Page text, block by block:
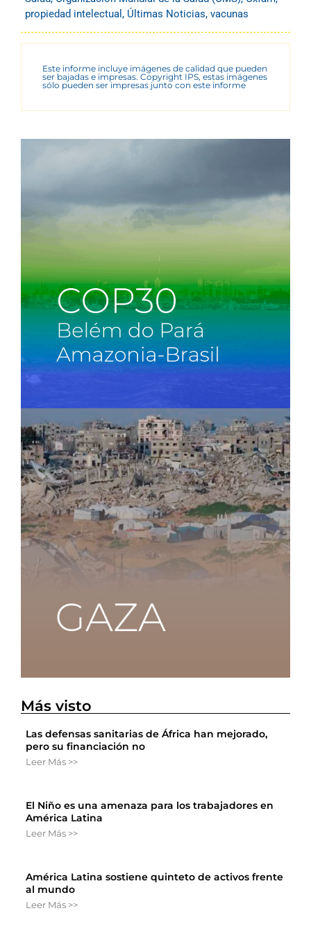
propiedad intelectual , Últimas Noticias, vacunas
Este informe incluye imágenes de calidad que pueden
ser bajadas e impresas. Copyright IPS, estas imágenes
sólo pueden ser impresas junto con este informe
Más visto
Las defensas sanitarias de África han mejorado,
pero su financiación no
Leer Más >>
El Niño es una amenaza para los trabajadores en
América Latina
Leer Más >>
América Latina sostiene quinteto de activos frente
al mundo
Leer Más >>